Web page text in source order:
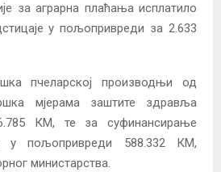
за аграрна плаћања исплатило
у пољопривреди за 2.633
пчеларској производњи од
мјерама заштите здравља
КМ, те за суфинансирање
у пољопривреди 588.332 КМ,
министарства.